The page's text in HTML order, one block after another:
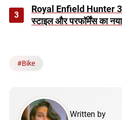
3
Royal Enfield Hunter
स्टाइल और परफॉर्मेंस का
#Bike
Written by